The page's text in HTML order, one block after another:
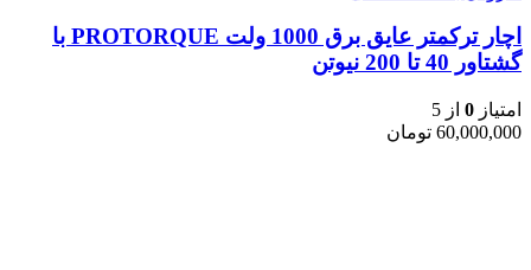
اچار ترکمتر عایق برق 1000 ولت PROTORQUE با
گشتاور 40 تا 200 نیوتن
امتیاز 0 از 5
60,000,000 تومان